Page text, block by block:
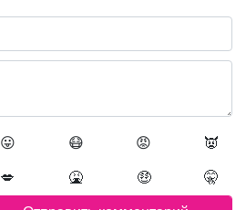
😛 😷 😡 👿
💋 🤮 🤑 🤫